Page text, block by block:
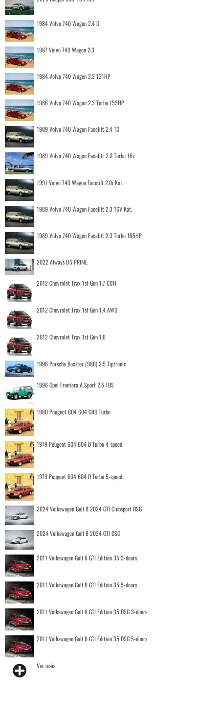
1984 Volvo 740 Wagon 2.4 D
1987 Volvo 740 Wagon 2.3
1984 Volvo 740 Wagon 2.3 131HP
1986 Volvo 740 Wagon 2.3 Turbo 155HP
1989 Volvo 740 Wagon Facelift 2.4 TD
1989 Volvo 740 Wagon Facelift 2.0 Turbo 16v
1991 Volvo 740 Wagon Facelift 2.0i Kat.
1989 Volvo 740 Wagon Facelift 2.3 16V Kat.
1989 Volvo 740 Wagon Facelift 2.3 Turbo 165HP
2022 Aiways U5 PRIME
2012 Chevrolet Trax 1st Gen 1.7 CDTI
2012 Chevrolet Trax 1st Gen 1.4 AWD
2012 Chevrolet Trax 1st Gen 1.6
1996 Porsche Boxster (986) 2.5 Tiptronic
1996 Opel Frontera A Sport 2.5 TDS
1980 Peugeot 604 604 GRD Turbo
1979 Peugeot 604 604 D Turbo 4-speed
1979 Peugeot 604 604 D Turbo 5-speed
2024 Volkswagen Golf 8 2024 GTI Clubsport DSG
2024 Volkswagen Golf 8 2024 GTI DSG
2011 Volkswagen Golf 6 GTI Edition 35 3-doors
2011 Volkswagen Golf 6 GTI Edition 35 5-doors
2011 Volkswagen Golf 6 GTI Edition 35 DSG 3-doors
2011 Volkswagen Golf 6 GTI Edition 35 DSG 5-doors
Ver mais